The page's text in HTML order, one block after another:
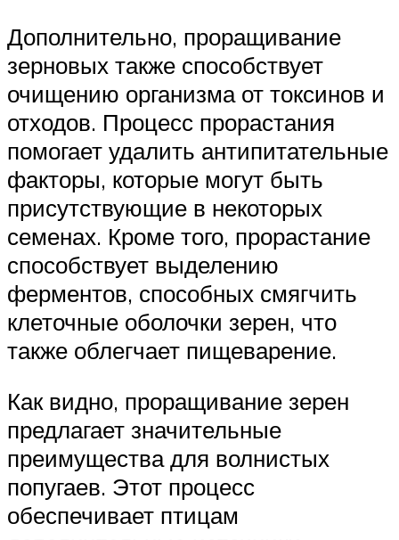
Дополнительно, проращивание
зерновых также способствует
очищению организма от токсинов и
отходов. Процесс прорастания
помогает удалить антипитательные
факторы, которые могут быть
присутствующие в некоторых
семенах. Кроме того, прорастание
способствует выделению
ферментов, способных смягчить
клеточные оболочки зерен, что
также облегчает пищеварение.
Как видно, проращивание зерен
предлагает значительные
преимущества для волнистых
попугаев. Этот процесс
обеспечивает птицам